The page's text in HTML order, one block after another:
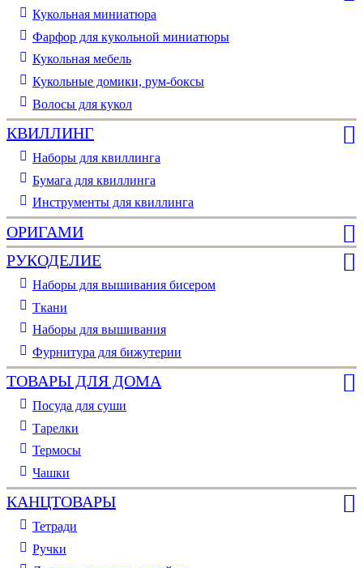
Кукольная миниатюра
Фарфор для кукольной миниатюры
Кукольная мебель
Кукольные домики, рум-боксы
Волосы для кукол
КВИЛЛИНГ
Наборы для квиллинга
Бумага для квиллинга
Инструменты для квиллинга
ОРИГАМИ
РУКОДЕЛИЕ
Наборы для вышивания бисером
Ткани
Наборы для вышивания
Фурнитура для бижутерии
ТОВАРЫ ДЛЯ ДОМА
Посуда для суши
Тарелки
Термосы
Чашки
КАНЦТОВАРЫ
Тетради
Ручки